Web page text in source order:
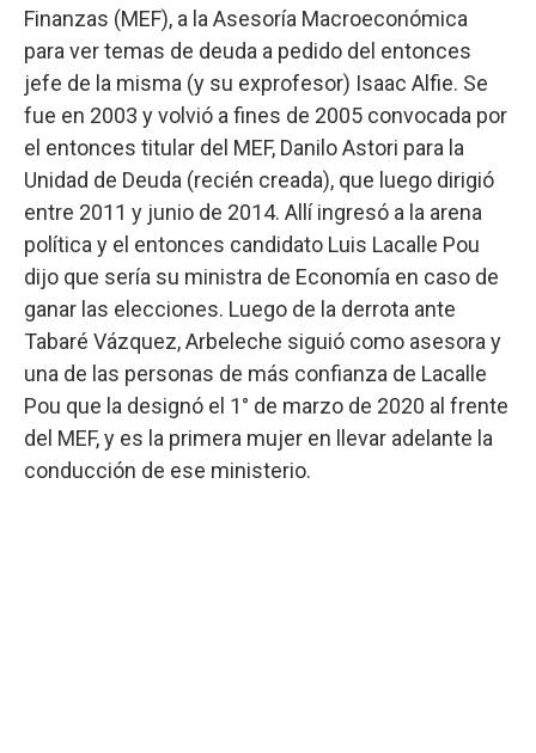
Finanzas (MEF), a la Asesoría Macroeconómica
para ver temas de deuda a pedido del entonces
jefe de la misma (y su exprofesor) Isaac Alfie. Se
fue en 2003 y volvió a fines de 2005 convocada por
el entonces titular del MEF, Danilo Astori para la
Unidad de Deuda (recién creada), que luego dirigió
entre 2011 y junio de 2014. Allí ingresó a la arena
política y el entonces candidato Luis Lacalle Pou
dijo que sería su ministra de Economía en caso de
ganar las elecciones. Luego de la derrota ante
Tabaré Vázquez, Arbeleche siguió como asesora y
una de las personas de más confianza de Lacalle
Pou que la designó el 1° de marzo de 2020 al frente
del MEF, y es la primera mujer en llevar adelante la
conducción de ese ministerio.